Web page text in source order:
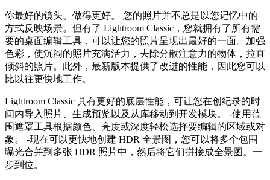
你最好的镜头。做得更好。 您的照片并不总是以您记忆中的
方式反映场景。但有了 Lightroom Classic，您就拥有了所有需
要的桌面编辑工具，可以让您的照片呈现出最好的一面。加强
色彩，使沉闷的照片充满活力，去除分散注意力的物体，拉直
倾斜的照片。此外，最新版本提供了改进的性能，因此您可以
比以往更快地工作。
Lightroom Classic 具有更好的底层性能，可让您在创纪录的时
间内导入照片、生成预览以及从库移动到开发模块。 -使用范
围遮罩工具根据颜色、亮度或深度轻松选择要编辑的区域或对
象。 -现在可以更快地创建 HDR 全景图，您可以将多个包围
曝光合并到多张 HDR 照片中，然后将它们拼接成全景图。一
步到位。